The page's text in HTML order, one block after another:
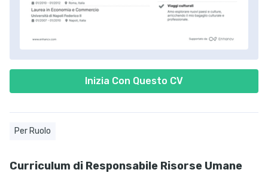
Inizia Con Questo CV
Per Ruolo
Curriculum di Responsabile Risorse Umane